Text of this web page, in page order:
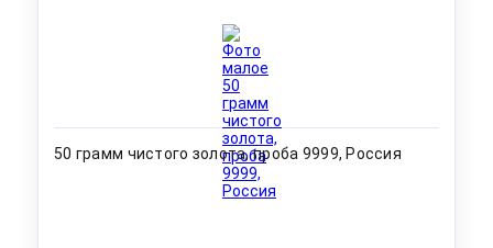
50 грамм чистого золота, проба 9999, Россия